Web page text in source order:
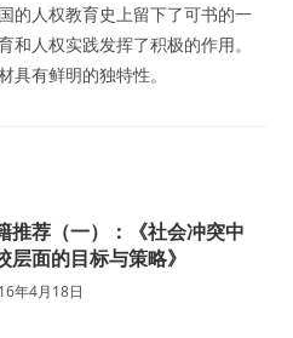
的人权教育史上留下了可书的一
和人权实践发挥了积极的作用。
具有鲜明的独特性。
推荐（一）：《社会冲突中
层面的目标与策略》
年4月18日